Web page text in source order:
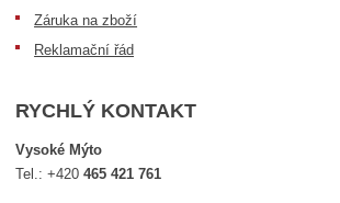
Záruka na zboží
Reklamační řád
RYCHLÝ KONTAKT
Vysoké Mýto
Tel.:+420465 421 761